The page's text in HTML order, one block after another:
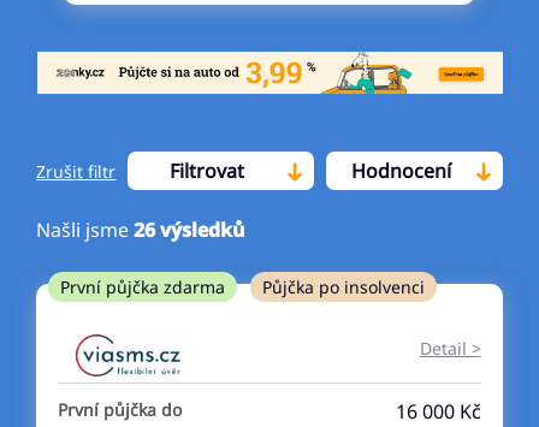
Zrušit filtr Filtrovat Hodnocení
Od
První půjčka zdarma
Našli jsme26výsledků
První půjčka zdarma Půjčka po insolvenci
Detail >
První půjčka do 16 000 Kč